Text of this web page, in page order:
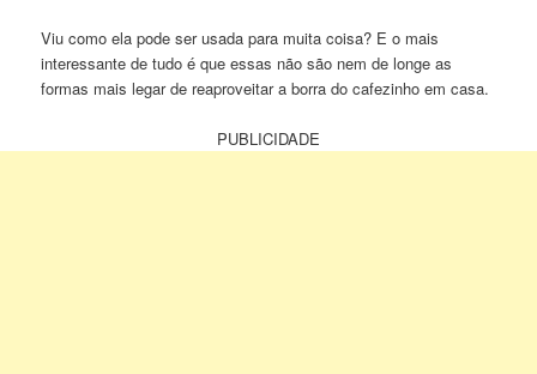
Viu como ela pode ser usada para muita coisa? E o mais
interessante de tudo é que essas não são nem de longe as
formas mais legar de reaproveitar a borra do cafezinho em casa.
PUBLICIDADE